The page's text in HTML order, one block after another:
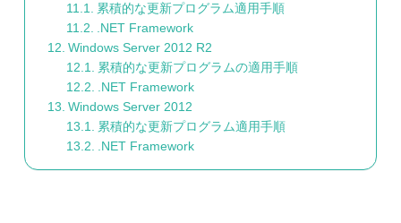
累積的な更新プログラム適用手順
.NET Framework
Windows Server 2012 R2
累積的な更新プログラムの適用手順
.NET Framework
Windows Server 2012
累積的な更新プログラム適用手順
.NET Framework